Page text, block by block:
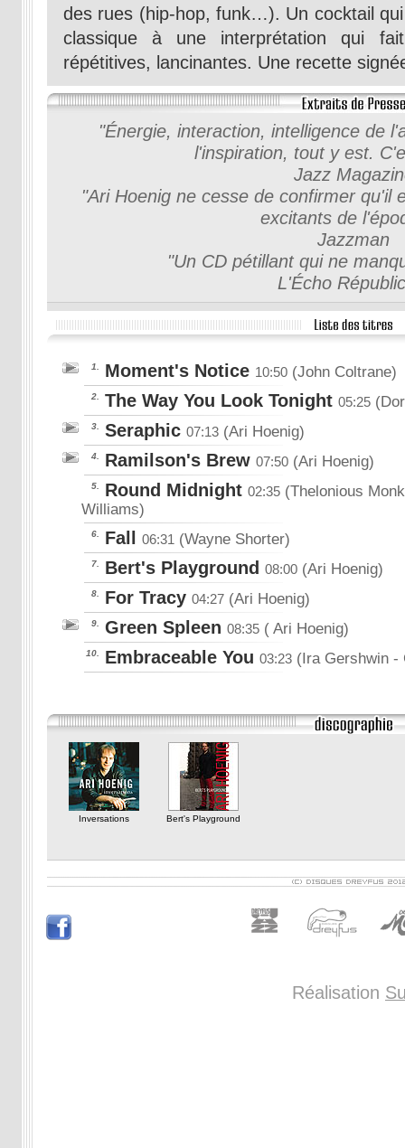
des rues (hip-hop, funk…). Un cocktail
classique à une interprétation qui
répétitives, lancinantes. Une recette
"Énergie, interaction, intelligence de
l'inspiration, tout y est.
Jazz
"Ari Hoenig ne cesse de confirmer qu'il
excitants de
Jazzman
"Un CD pétillant qui ne
L'Écho
1. Moment's Notice 10:50 (John Coltrane)
2. The Way You Look Tonight 05:25
3. Seraphic 07:13 (Ari Hoenig)
4. Ramilson's Brew 07:50 (Ari Hoenig)
5. Round Midnight 02:35 (Thelonious
Williams)
6. Fall 06:31 (Wayne Shorter)
7. Bert's Playground 08:00 (Ari Hoenig)
8. For Tracy 04:27 (Ari Hoenig)
9. Green Spleen 08:35 ( Ari Hoenig)
10. Embraceable You 03:23 (Ira Gershwin -
Inversations Bert's Playground
Réalisation